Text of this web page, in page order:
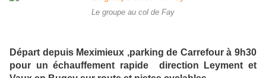
Le groupe au col de Fay
Départ depuis Meximieux ,parking de Carrefour à 9h30
pour un échauffement rapide direction Leyment et